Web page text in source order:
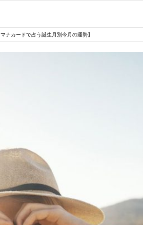
ナカードで占う誕生月別今月の運勢】